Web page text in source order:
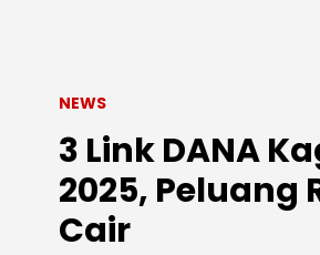
NEWS
3 Link DANA
2025, Peluang
Cair